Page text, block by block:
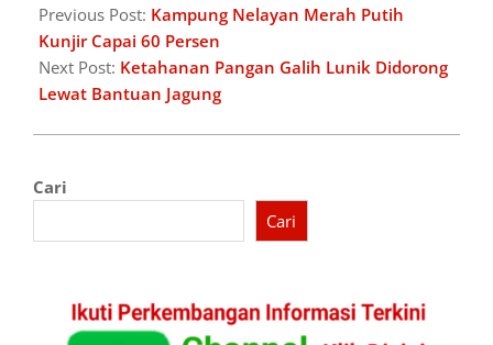
06-
05
Previous Post: Kampung Nelayan Merah Putih
Kunjir Capai 60 Persen
Next Post: Ketahanan Pangan Galih Lunik Didorong
Lewat Bantuan Jagung
Cari
Cari